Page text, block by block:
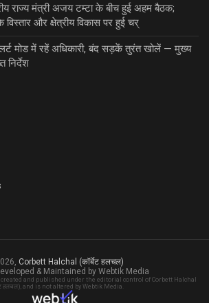
राज्य मंत्री अजय टम्टा के बीच हुई अहम बैठक;
और क्षेत्रीय विकास पर हुई चर्
मोड में रहें अधिकारी, बंद सड़कें तुरंत खोलें — मुख्य
निर्देश
Corbett Halchal (कॉर्बेट हलचल)
& Maintained by Webtik Media
and published under the editorial control of Corbett Halchal
हलचल), and is not altered by Webtik Media.